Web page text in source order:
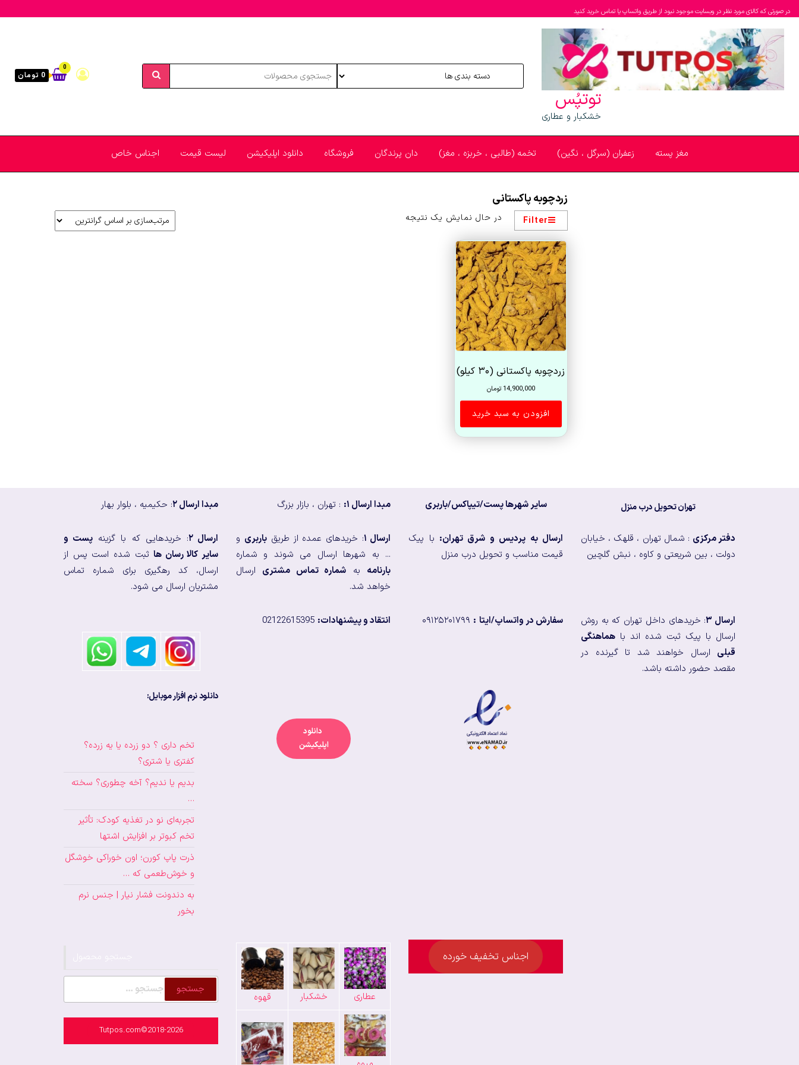
در صورتی که کالای مورد نظر در وبسایت موجود نبود از طریق واتساپ یا تماس خرید کنید
توتپُس
خشکبار و عطاری
0
0 تومان
مغز پسته زعفران (سرگل ، نگین) تخمه (طالبی ، خربزه ، مغز) دان پرندگان فروشگاه دانلود اپلیکیشن لیست قیمت اجناس خاص
زردچوبه پاکستانی
Filter در حال نمایش یک نتیجه
زردچوبه پاکستانی (۳۰ کیلو)
14,900,000 تومان
افزودن به سبد خرید
تهران تحویل درب منزل سایر شهرها پست/تیپاکس/باربری مبدا ارسال ۱: : تهران ، بازار بزرگ مبدا ارسال ۲ : حکیمیه ، بلوار بهار
دفتر مرکزی : شمال تهران ، قلهک ، خیابان
دولت ، بین شریعتی و کاوه ، نبش گلچین
ارسال به پردیس و شرق تهران: با پیک
قیمت مناسب و تحویل درب منزل
ارسال ۱ : خریدهای عمده از طریقباربری و
... به شهرها ارسال می شوند و شماره
بارنامه به شماره تماس مشتری ارسال
خواهد شد.
ارسال ۲ : خریدهایی که با گزینه پست و
سایر کالا رسان هاثبت شده است پس از
ارسال، کد رهگیری برای شماره تماس
مشتریان ارسال می شود.
ارسال ۳
: خریدهای داخل تهران که به روش
ارسال با پیک ثبت شده اند با هماهنگی
قبلی ارسال خواهند شد تا گیرنده در
مقصد حضور داشته باشد.
سفارش در واتساپ/ایتا : انتقاد و پیشنهادات:
دانلود نرم افزار موبایل:
دانلود
اپلیکیشن
تخم داری ؟ دو زرده یا یه زرده؟
کفتری یا شتری؟
بدیم یا ندیم؟ آخه چطوری؟ سخته
…
تجربه‌ای نو در تغذیه کودک: تأثیر
تخم کبوتر بر افزایش اشتها
ذرت پاپ کورن؛ اون خوراکی خوشگل
و خوش‌طعمی که …
به دندونت فشار نیار | جنس نرم
بخور
اجناس تخفیف خورده
عطاری خشکبار قهوه
جستجو
برای:
Tutpos.com©2018-2026